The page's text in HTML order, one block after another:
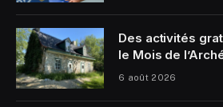
Des activités
le Mois de
6 août 2026